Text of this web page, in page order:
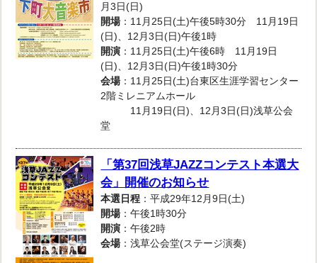
月3日(日)
開場：11月25日(土)午後5時30分 11月19日
(日)、12月3日(日)午後1時
開演 ：11月25日(土)午後6時 11月19日
(日)、12月3日(日)午後1時30分
会場：11月25日(土)台東区生涯学習センター
2階ミレニアムホール
11月19日(日)、12月3日(日)浅草公会
堂
「第37回浅草JAZZコンテスト本選大
会」開催のお知らせ
本選日程 ：平成29年12月9日(土)
開場：午後1時30分
開演 ：午後2時
会場：浅草公会堂(ステージ演奏)